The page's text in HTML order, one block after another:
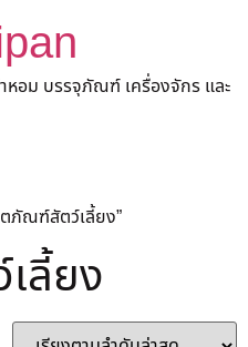
อม บรรจุภัณฑ์ เครื่องจักร และ
ภัณฑ์สัตว์เลี้ยง”
ลี้ยง